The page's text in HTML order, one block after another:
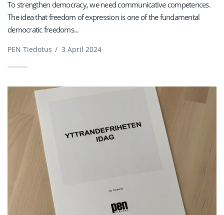
To strengthen democracy, we need communicative competences.
The idea that freedom of expression is one of the fundamental
democratic freedoms...
PEN Tiedotus / 3 April 2024